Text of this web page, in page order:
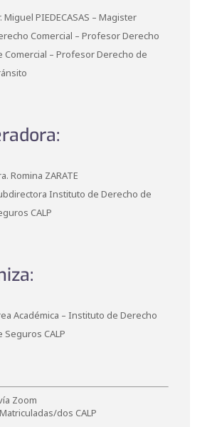
Miguel PIEDECASAS – Magister
Comercial – Profesor Derecho
Comercial – Profesor Derecho de
Romina ZARATE
Instituto de Derecho de
CALP
Académica – Instituto de Derecho
Seguros CALP
Zoom
dos CALP